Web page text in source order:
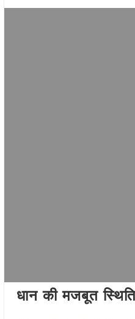
धान की मजबूत